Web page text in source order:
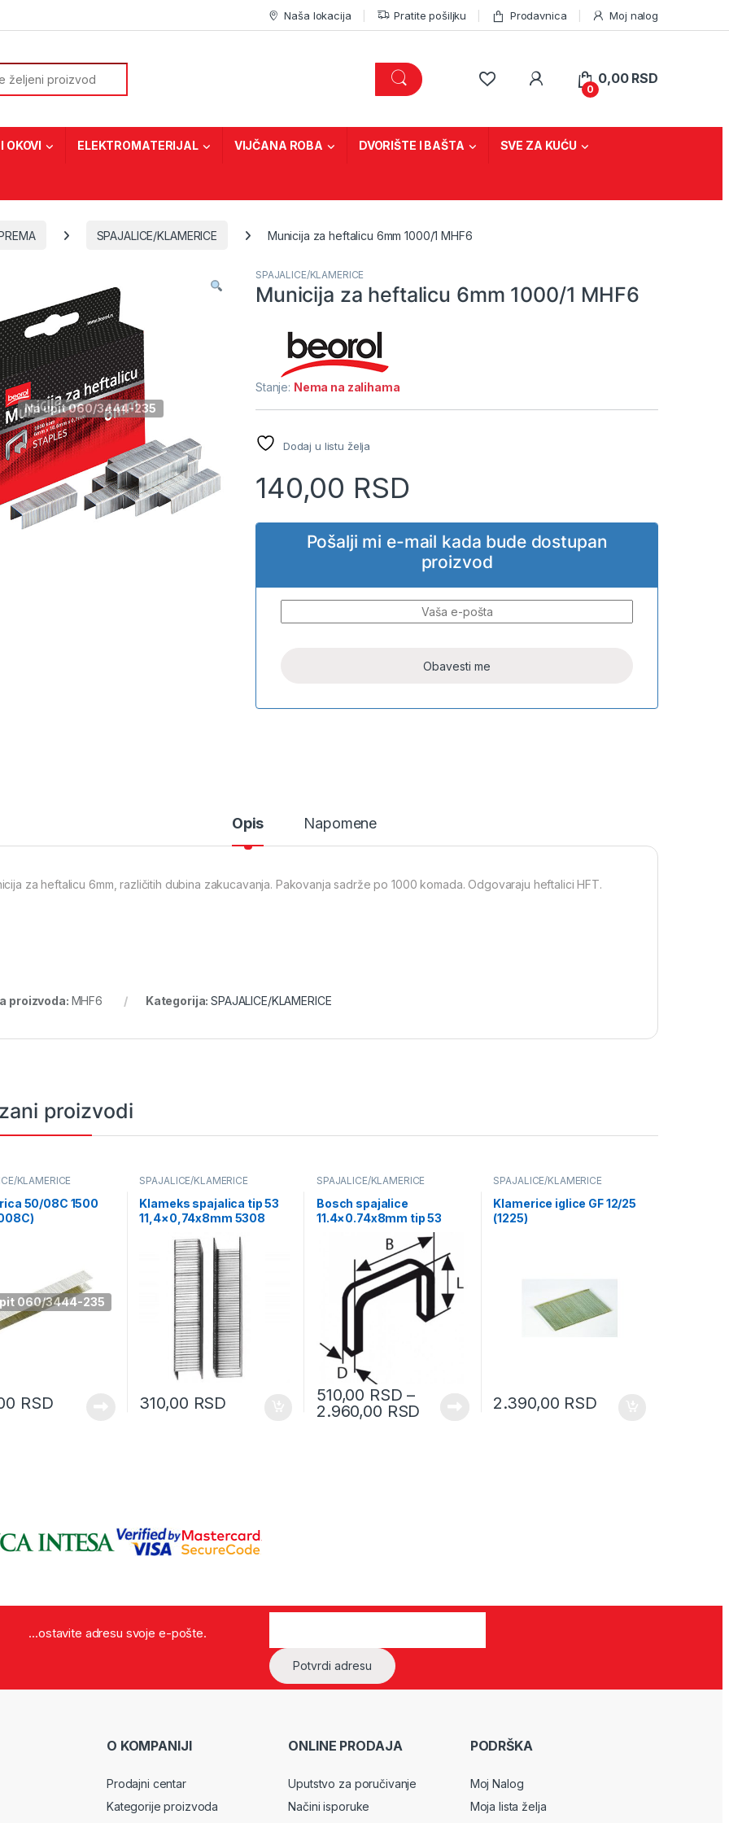
Naša lokacija Pratite pošiljku Prodavnica Moj nalog
0
0,00 RSD
OKOVI ELEKTROMATERIJAL VIJČANA ROBA DVORIŠTE I BAŠTA SVE ZA KUĆU
SPAJALICE/KLAMERICE Municija za heftalicu 6mm 1000/1 MHF6
Na upit 060/3444-235
SPAJALICE/KLAMERICE
Municija za heftalicu 6mm 1000/1 MHF6
Stanje: Nema na zalihama
Dodaj u listu želja
140,00 RSD
Pošalji mi e-mail kada bude dostupan
proizvod
Opis Napomene
za heftalicu 6mm, različitih dubina zakucavanja. Pakovanja sadrže po 1000 komada. Odgovaraju heftalici HFT.
proizvoda: MHF6 Kategorija:SPAJALICE/KLAMERICE
proizvodi
060/3444-235
KLAMERICE
50/08C 1500
RSD
SPAJALICE/KLAMERICE
Klameks spajalica tip 53
11,4×0,74x8mm 5308
310,00 RSD
SPAJALICE/KLAMERICE
Bosch spajalice
11.4×0.74x8mm tip 53
510,00 RSD –
2.960,00 RSD
SPAJALICE/KLAMERICE
Klamerice iglice GF 12/25
(1225)
2.390,00 RSD
...ostavite adresu svoje e-pošte.
O KOMPANIJI
Prodajni centar
Kategorije proizvoda
ONLINE PRODAJA
Uputstvo za poručivanje
Načini isporuke
PODRŠKA
Moj Nalog
Moja lista želja